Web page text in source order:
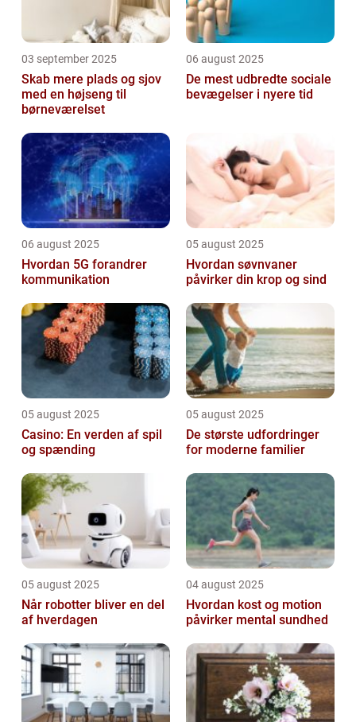
03 september 2025
Skab mere plads og sjov
med en højseng til
børneværelset
06 august 2025
De mest udbredte sociale
bevægelser i nyere tid
06 august 2025
Hvordan 5G forandrer
kommunikation
05 august 2025
Hvordan søvnvaner
påvirker din krop og sind
05 august 2025
Casino: En verden af spil
og spænding
05 august 2025
De største udfordringer
for moderne familier
05 august 2025
Når robotter bliver en del
af hverdagen
04 august 2025
Hvordan kost og motion
påvirker mental sundhed